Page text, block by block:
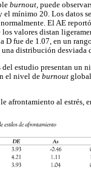
burnout, puede
mínimo 20. Los datos
El AE
valores distan
D fue de 1.07, en un
una distribución desviada
estudio presentan
el nivel de burnout
afrontamiento al estrés,